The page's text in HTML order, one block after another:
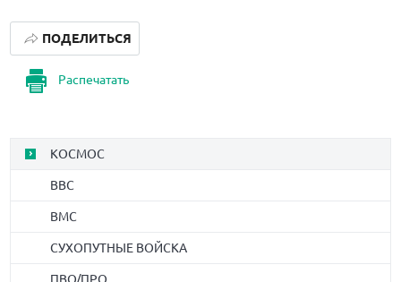
Распечатать
ПОДЕЛИТЬСЯ
КОСМОС
ВВС
ВМС
СУХОПУТНЫЕ ВОЙСКА
ПВО/ПРО